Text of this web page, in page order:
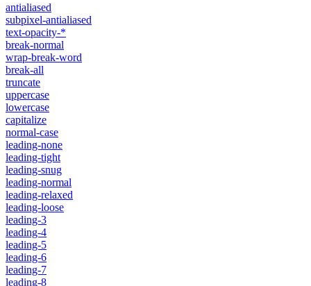
antialiased
subpixel-antialiased
text-opacity-*
break-normal
wrap-break-word
break-all
truncate
uppercase
lowercase
capitalize
normal-case
leading-none
leading-tight
leading-snug
leading-normal
leading-relaxed
leading-loose
leading-3
leading-4
leading-5
leading-6
leading-7
leading-8